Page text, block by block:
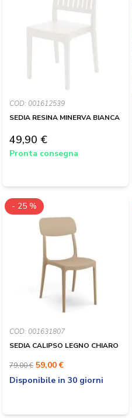
COD: 001612539
SEDIA RESINA MINERVA BIANCA
49,90 €
Pronta consegna
COD: 001631807
SEDIA CALIPSO LEGNO CHIARO
- 25 %
79,00 € 59,00 €
Disponibile in 30 giorni